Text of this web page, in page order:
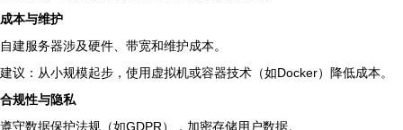
成本与维护
自建服务器涉及硬件、带宽和维护成本。
建议：从小规模起步，使用虚拟机或容器技术（如Docker）降低成本。
合规性与隐私
遵守数据保护法规（如GDPR），加密存储用户数据。